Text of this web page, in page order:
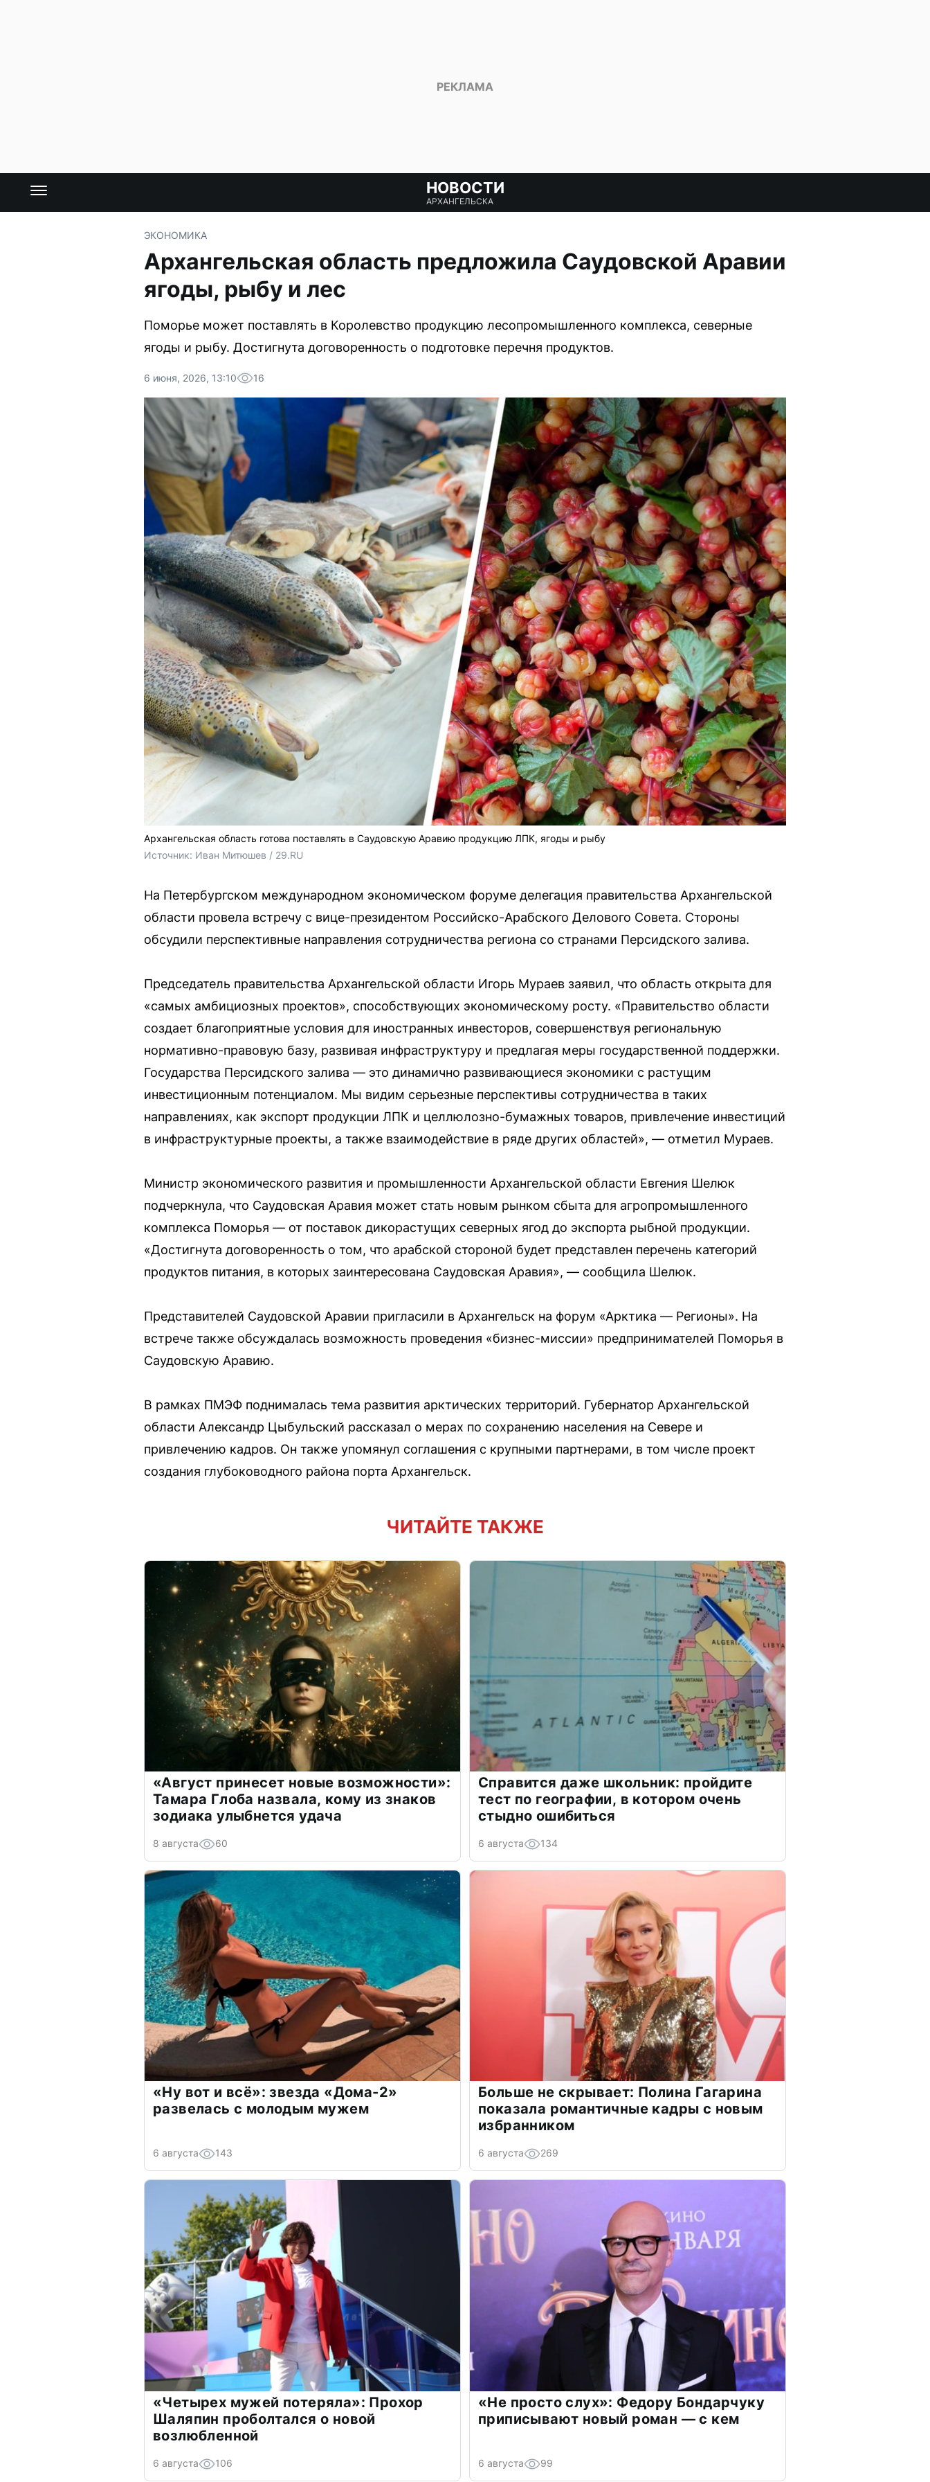
НОВОСТИ
АРХАНГЕЛЬСКА
ЭКОНОМИКА
Архангельская область предложила Саудовской Аравии
ягоды, рыбу и лес
Поморье может поставлять в Королевство продукцию лесопромышленного комплекса, северные
ягоды и рыбу. Достигнута договоренность о подготовке перечня продуктов.
6 июня, 2026, 13:10 16
Архангельская область готова поставлять в Саудовскую Аравию продукцию ЛПК, ягоды и рыбу
Источник: Иван Митюшев / 29.RU
На Петербургском международном экономическом форуме делегация правительства Архангельской
области провела встречу с вице-президентом Российско-Арабского Делового Совета. Стороны
обсудили перспективные направления сотрудничества региона со странами Персидского залива.
Председатель правительства Архангельской области Игорь Мураев заявил, что область открыта для
«самых амбициозных проектов», способствующих экономическому росту. «Правительство области
создает благоприятные условия для иностранных инвесторов, совершенствуя региональную
нормативно-правовую базу, развивая инфраструктуру и предлагая меры государственной поддержки.
Государства Персидского залива — это динамично развивающиеся экономики с растущим
инвестиционным потенциалом. Мы видим серьезные перспективы сотрудничества в таких
направлениях, как экспорт продукции ЛПК и целлюлозно-бумажных товаров, привлечение инвестиций
в инфраструктурные проекты, а также взаимодействие в ряде других областей», — отметил Мураев.
Министр экономического развития и промышленности Архангельской области Евгения Шелюк
подчеркнула, что Саудовская Аравия может стать новым рынком сбыта для агропромышленного
комплекса Поморья — от поставок дикорастущих северных ягод до экспорта рыбной продукции.
«Достигнута договоренность о том, что арабской стороной будет представлен перечень категорий
продуктов питания, в которых заинтересована Саудовская Аравия», — сообщила Шелюк.
Представителей Саудовской Аравии пригласили в Архангельск на форум «Арктика — Регионы». На
встрече также обсуждалась возможность проведения «бизнес-миссии» предпринимателей Поморья в
Саудовскую Аравию.
В рамках ПМЭФ поднималась тема развития арктических территорий. Губернатор Архангельской
области Александр Цыбульский рассказал о мерах по сохранению населения на Севере и
привлечению кадров. Он также упомянул соглашения с крупными партнерами, в том числе проект
создания глубоководного района порта Архангельск.
ЧИТАЙТЕ ТАКЖЕ
«Август принесет новые возможности»:
Тамара Глоба назвала, кому из знаков
зодиака улыбнется удача
8 августа 60
Справится даже школьник: пройдите
тест по географии, в котором очень
стыдно ошибиться
6 августа 134
«Ну вот и всё»: звезда «Дома-2»
развелась с молодым мужем
6 августа 143
Больше не скрывает: Полина Гагарина
показала романтичные кадры с новым
избранником
6 августа 269
«Четырех мужей потеряла»: Прохор
Шаляпин проболтался о новой
возлюбленной
6 августа 106
«Не просто слух»: Федору Бондарчуку
приписывают новый роман — с кем
6 августа 99